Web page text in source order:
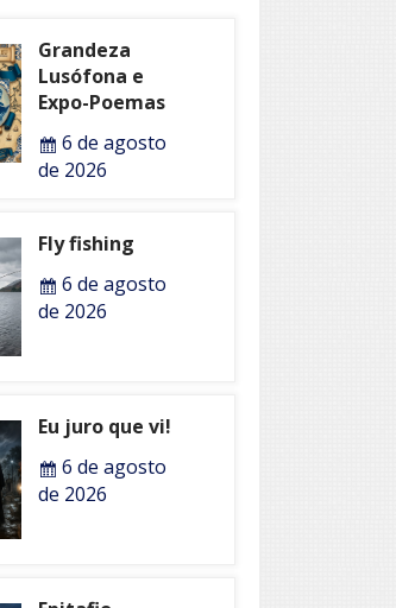
Grandeza
Lusófona e
Expo-Poemas
6 de agosto
de 2026
Fly fishing
6 de agosto
de 2026
Eu juro que vi!
6 de agosto
de 2026